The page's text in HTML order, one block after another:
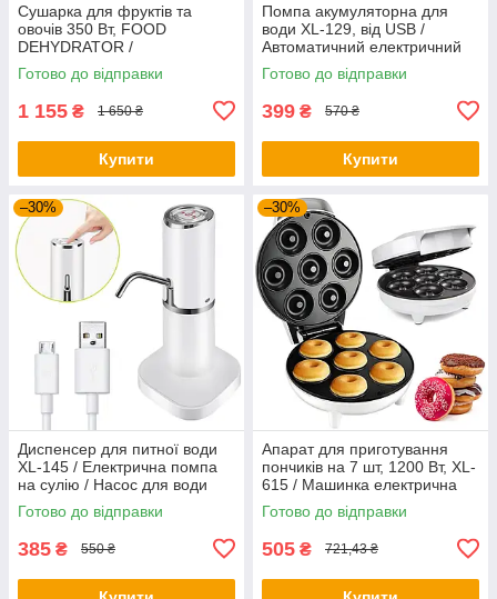
Сушарка для фруктів та
овочів 350 Вт, FOOD
DEHYDRATOR /
Електросушарка для фруктів
Готово до відправки
1 155 ₴ 1 650 ₴
Купити
Помпа акумуляторна для
води XL-129, від USB /
Автоматичний електричний
насос на бутиль
Готово до відправки
399 ₴ 570 ₴
Купити
–30%
Диспенсер для питної води
XL-145 / Електрична помпа
на сулію / Насос для води
Готово до відправки
385 ₴ 550 ₴
–30%
Апарат для приготування
пончиків на 7 шт, 1200 Вт, XL-
615 / Машинка електрична
для випікання пончиків
Готово до відправки
505 ₴ 721,43 ₴